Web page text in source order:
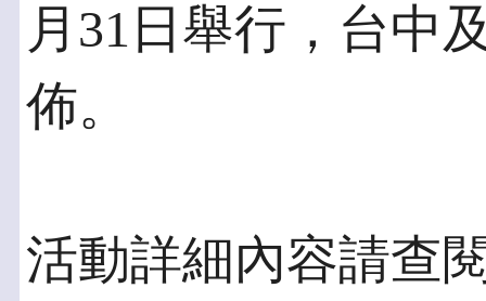
月31日舉行，台中
佈。
活動詳細內容請查